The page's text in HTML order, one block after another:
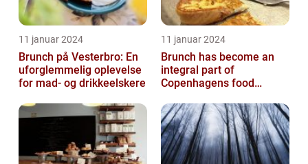
11 januar 2024
Brunch på Vesterbro: En
uforglemmelig oplevelse
for mad- og drikkeelskere
11 januar 2024
Brunch has become an
integral part of
Copenhagens food
restaurants and cafes ...